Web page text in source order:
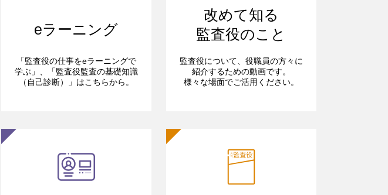
eラーニング
「監査役の仕事をeラーニングで
学ぶ」、「監査役監査の基礎知識
（自己診断）」はこちらから。
改めて知る
監査役のこと
監査役について、役職員の方々に
紹介するための動画です。
様々な場面でご活用ください。